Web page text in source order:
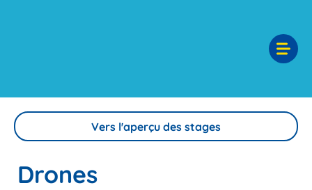
Vers l'aperçu des stages
Drones